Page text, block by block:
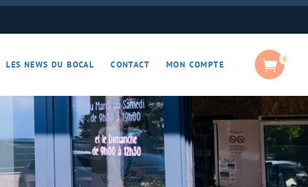
LES NEWS DU BOCAL CONTACT MON COMPTE 0